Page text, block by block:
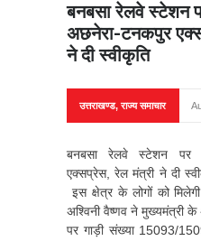
बनबसा रेलवे स्टेशन
अछनेरा-टनकपुर
ने दी स्वीकृति
उत्तराखण्ड,राज्य समाचार
बनबसा रेलवे स्टेशन पर
एक्सप्रेस, रेल मंत्री ने दी
इस क्षेत्र के लोगों को
अश्विनी वैष्णव ने मुख्यमंत्री
पर गाड़ी संख्या 15093/